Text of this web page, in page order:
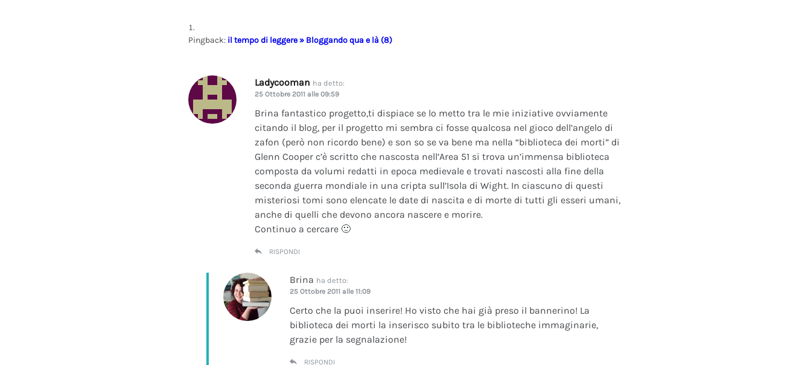
Pingback: il tempo di leggere » Bloggando qua e là (8)
Ladycooman ha detto:
25 Ottobre 2011 alle 09:59
Brina fantastico progetto,ti dispiace se lo metto tra le mie iniziative ovviamente
citando il blog, per il progetto mi sembra ci fosse qualcosa nel gioco dell’angelo di
zafon (però non ricordo bene) e son so se va bene ma nella “biblioteca dei morti” di
Glenn Cooper c’è scritto che nascosta nell’Area 51 si trova un’immensa biblioteca
composta da volumi redatti in epoca medievale e trovati nascosti alla fine della
seconda guerra mondiale in una cripta sull’Isola di Wight. In ciascuno di questi
misteriosi tomi sono elencate le date di nascita e di morte di tutti gli esseri umani,
anche di quelli che devono ancora nascere e morire.
Continuo a cercare 🙂
RISPONDI
Brina ha detto:
25 Ottobre 2011 alle 11:09
Certo che la puoi inserire! Ho visto che hai già preso il bannerino! La
biblioteca dei morti la inserisco subito tra le biblioteche immaginarie,
grazie per la segnalazione!
RISPONDI